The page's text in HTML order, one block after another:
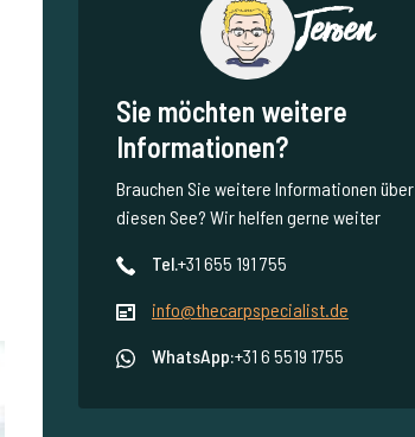
Jeroen
Sie möchten weitere
Informationen?
Brauchen Sie weitere Informationen über
diesen See? Wir helfen gerne weiter
Tel.+31 655 191 755
info@thecarpspecialist.de
WhatsApp:+31 6 5519 1755